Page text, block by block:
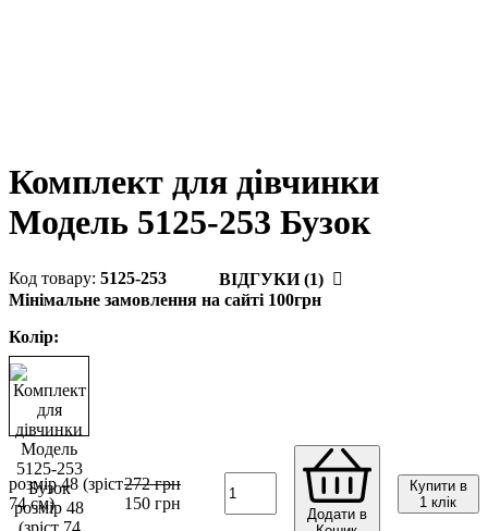
Комплект для дівчинки
Модель 5125-253 Бузок
5125-253
ВІДГУКИ (1)
Мінімальне замовлення на сайті 100грн
Колір:
розмір 48 (зріст
74 см)
272грн
150грн
Додати в
Купити в
1 клік